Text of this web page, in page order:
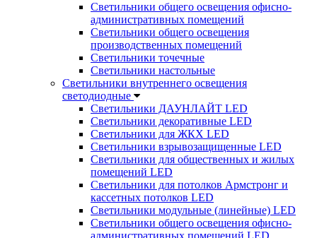
Светильники общего освещения офисно-
административных помещений
Светильники общего освещения
производственных помещений
Светильники точечные
Светильники настольные
Светильники внутреннего освещения
светодиодные
Светильники ДАУНЛАЙТ LED
Светильники декоративные LED
Светильники для ЖКХ LED
Светильники взрывозащищенные LED
Светильники для общественных и жилых
помещений LED
Светильники для потолков Армстронг и
кассетных потолков LED
Светильники модульные (линейные) LED
Светильники общего освещения офисно-
административных помещений LED